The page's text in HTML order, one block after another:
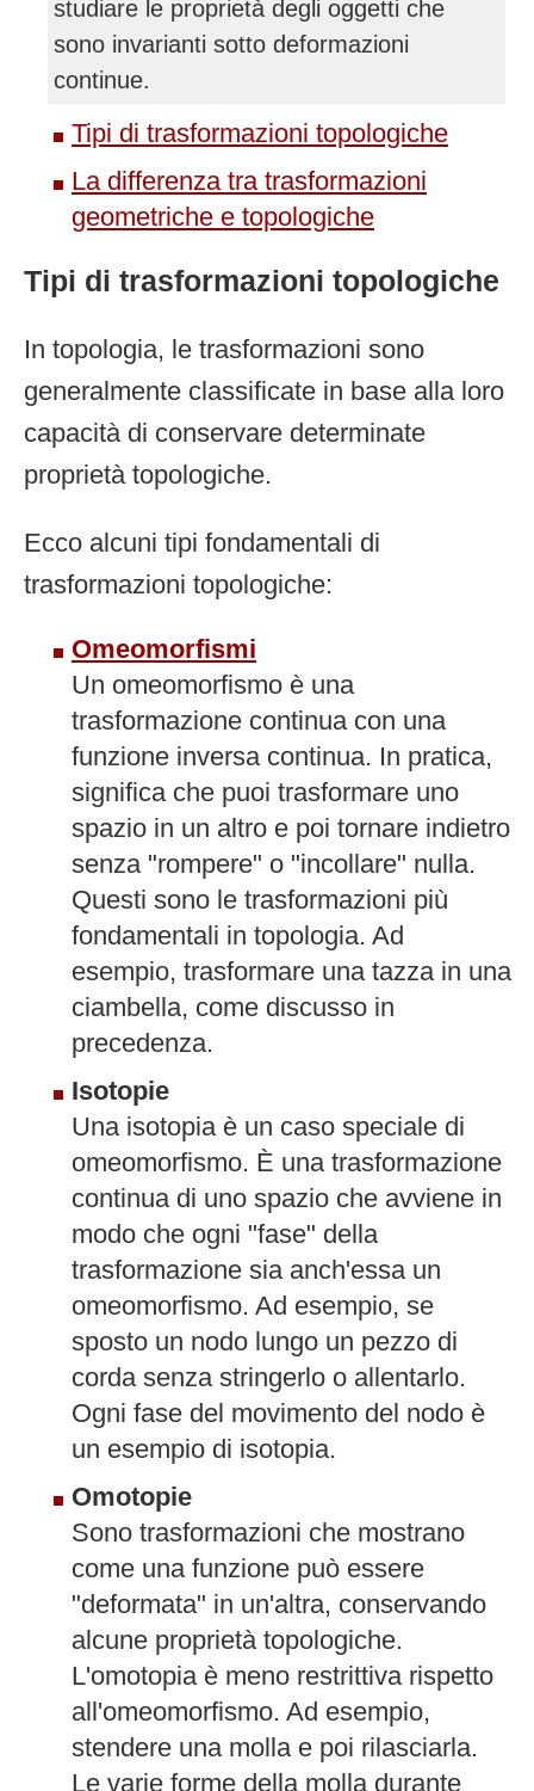
studiare le proprietà degli oggetti che
sono invarianti sotto deformazioni
continue.
Tipi di trasformazioni topologiche
La differenza tra trasformazioni
geometriche e topologiche
Tipi di trasformazioni topologiche
In topologia, le trasformazioni sono
generalmente classificate in base alla loro
capacità di conservare determinate
proprietà topologiche.
Ecco alcuni tipi fondamentali di
trasformazioni topologiche:
Omeomorfismi
Un omeomorfismo è una
trasformazione continua con una
funzione inversa continua. In pratica,
significa che puoi trasformare uno
spazio in un altro e poi tornare indietro
senza "rompere" o "incollare" nulla.
Questi sono le trasformazioni più
fondamentali in topologia. Ad
esempio, trasformare una tazza in una
ciambella, come discusso in
precedenza.
Isotopie
Una isotopia è un caso speciale di
omeomorfismo. È una trasformazione
continua di uno spazio che avviene in
modo che ogni "fase" della
trasformazione sia anch'essa un
omeomorfismo. Ad esempio, se
sposto un nodo lungo un pezzo di
corda senza stringerlo o allentarlo.
Ogni fase del movimento del nodo è
un esempio di isotopia.
Omotopie
Sono trasformazioni che mostrano
come una funzione può essere
"deformata" in un'altra, conservando
alcune proprietà topologiche.
L'omotopia è meno restrittiva rispetto
all'omeomorfismo. Ad esempio,
stendere una molla e poi rilasciarla.
Le varie forme della molla durante